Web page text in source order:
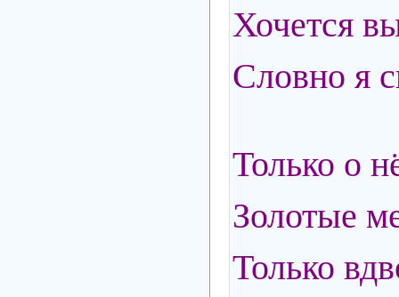
Хочется
Словно я
Только о
Золотые
Только